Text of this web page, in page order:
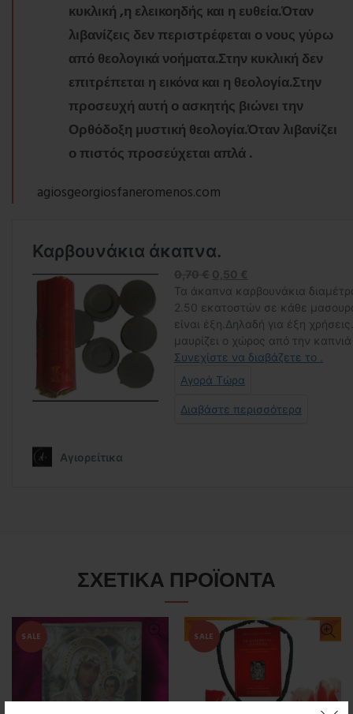
κυκλική ,η ελεικοηδής και η ευθεία.Όταν
λιβανίζεις δεν περιστρέφεται ο νους γύρω
από θεολογικά νοήματα.Στην κυκλική δεν
επιτρέπεται η εικόνα και η θεολογία.Στην
προσευχή αυτή ο ασκητής βιώνει την
Ορθόδοξη μυστική θεολογία.Όταν λιβανίζει
ο πιστός προσεύχεται απλά .
agiosgeorgiosfaneromenos.com
ΣΧΕΤΙΚΆ ΠΡΟΪΌΝΤΑ
SALE SALE